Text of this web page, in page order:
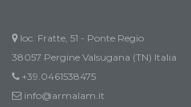
loc. Fratte, 51 - Ponte Regio
38057 Pergine Valsugana (TN) Italia
+39.0461538475
info@armalam.it